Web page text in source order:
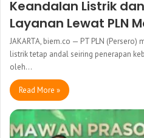
Keandalan Listrik
Layanan Lewat PLN
JAKARTA, biem.co — PT PLN
listrik tetap andal seiring penerapan
oleh…
Read More »